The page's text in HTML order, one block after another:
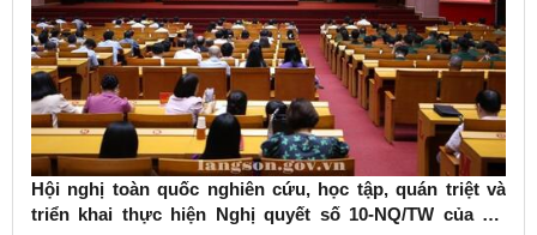
Hội nghị toàn quốc nghiên cứu, học tập, quán triệt và
triển khai thực hiện Nghị quyết số 10-NQ/TW của Bộ